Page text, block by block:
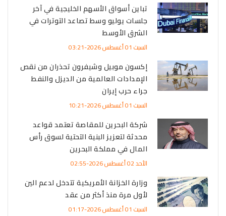
تباين أسواق الأسهم الخليجية في آخر
جلسات يوليو وسط تصاعد التوترات في
الشرق الأوسط
السبت 01 أغسطس 2026-03:21
إكسون موبيل وشيفرون تحذران من نقص
الإمدادات العالمية من الديزل والنفط
جراء حرب إيران
السبت 01 أغسطس 2026-10:21
شركة البحرين للمقاصة تعتمد قواعد
محدثة لتعزيز البنية التحتية لسوق رأس
المال في مملكة البحرين
الأحد 02 أغسطس 2026-02:55
وزارة الخزانة الأمريكية تتدخل لدعم الين
لأول مرة منذ أكثر من عقد
السبت 01 أغسطس 2026-01:17